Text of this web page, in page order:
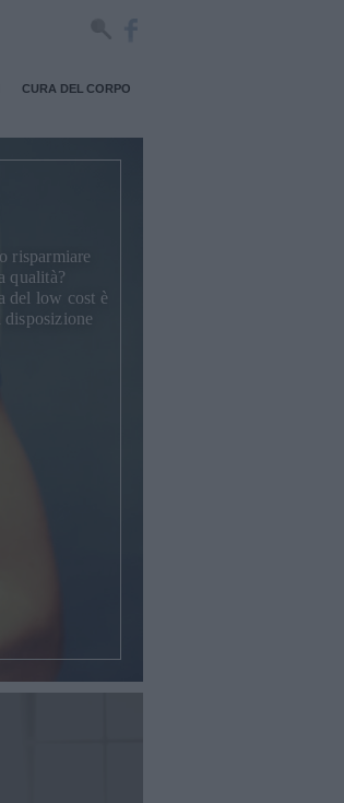
CURA DEL CORPO
risparmiare
qualità?
del low cost è